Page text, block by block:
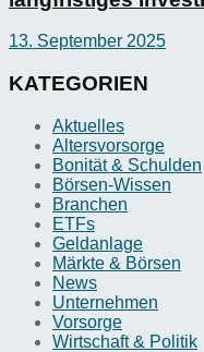
13. September 2025
KATEGORIEN
Aktuelles
Altersvorsorge
Bonität & Schulden
Börsen-Wissen
Branchen
ETFs
Geldanlage
Märkte & Börsen
News
Unternehmen
Vorsorge
Wirtschaft & Politik